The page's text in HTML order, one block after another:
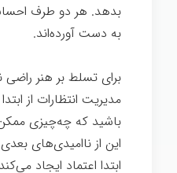
بدهد. هر دو طرف
به دست آورده‌اند.
برای تسلط بر هنر راضی
مدیریت انتظارات از
باشید که چه‌چیزی
این از ناامیدی‌های
ابتدا اعتماد ایجاد